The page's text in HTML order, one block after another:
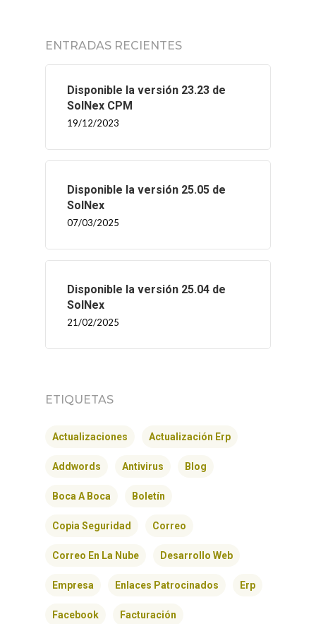
ENTRADAS RECIENTES
Disponible la versión 23.23 de
SolNex CPM
19/12/2023
Disponible la versión 25.05 de
SolNex
07/03/2025
Disponible la versión 25.04 de
SolNex
21/02/2025
ETIQUETAS
Actualizaciones Actualización Erp
Addwords Antivirus Blog
Boca A Boca Boletín
Copia Seguridad Correo
Correo En La Nube Desarrollo Web
Empresa Enlaces Patrocinados Erp
Facebook Facturación